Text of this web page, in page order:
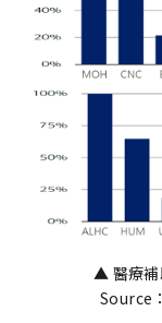
▲ 醫療補
Source